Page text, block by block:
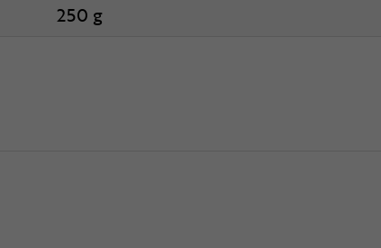
250 g